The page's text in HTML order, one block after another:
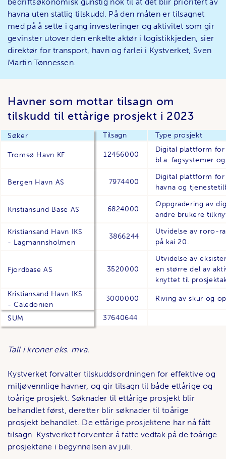
havna uten statlig tilskudd. På den måten er tilsagnet
med på å sette i gang investeringer og aktivitet som gir
gevinster utover den enkelte aktør i logistikkjeden, sier
direktør for transport, havn og farlei i Kystverket, Sven
Martin Tønnessen.
Havner som mottar tilsagn om
tilskudd til ettårige prosjekt i 2023
SUM 37640644
Søker Tilsagn Type prosjekt
Tromsø Havn KF 12456000
Digital plattform for
bl.a. fagsystemer
Bergen Havn AS 7974400
Digital plattform
havna og
Kristiansund Base AS 6824000
Oppgradering av
andre brukere
Kristiansand Havn IKS
- Lagmannsholmen
3866244
Utvidelse av roro-
på kai 20.
Fjordbase AS 3520000
Utvidelse av
en større del av
knyttet til
Kristiansand Havn IKS
- Caledonien
3000000 Riving av skur og
Tall i kroner eks. mva.
Kystverket forvalter tilskuddsordningen for effektive og
miljøvennlige havner, og gir tilsagn til både ettårige og
toårige prosjekt. Søknader til ettårige prosjekt blir
behandlet først, deretter blir søknader til toårige
prosjekt behandlet. De ettårige prosjektene har nå fått
tilsagn. Kystverket forventer å fatte vedtak på de toårige
prosjektene i begynnelsen av juli.